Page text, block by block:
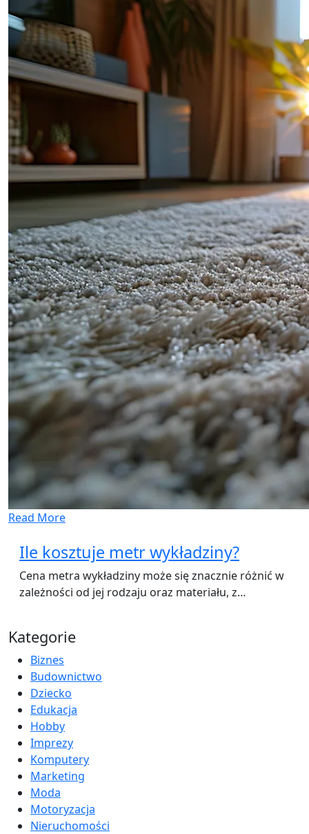
Read More
Ile kosztuje metr wykładziny?
Cena metra wykładziny może się znacznie różnić w
zależności od jej rodzaju oraz materiału, z…
Kategorie
Biznes
Budownictwo
Dziecko
Edukacja
Hobby
Imprezy
Komputery
Marketing
Moda
Motoryzacja
Nieruchomości